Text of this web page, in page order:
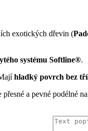
exotických dřevin (
systému Softline®.
hladký povrch bez
a pevné podélné